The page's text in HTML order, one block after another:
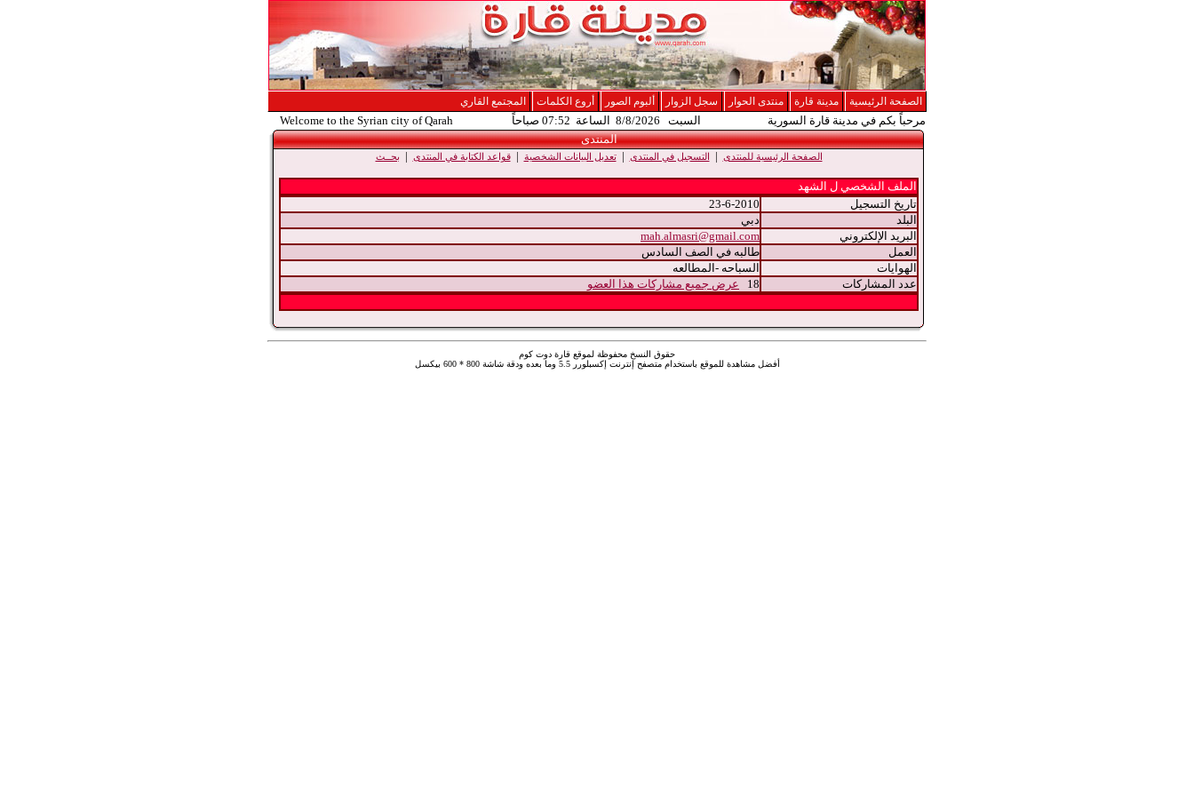
الصفحة الرئيسية مدينة قارة منتدى الحوار سجل الزوار ألبوم الصور أروع الكلمات المجتمع القاري
مرحباً بكم في مدينة قارة السورية السبت 8/8/2026 الساعة 07:52 صباحاً
Welcome to the Syrian city of Qarah
المنتدى
الصفحة الرئيسية للمنتدى | التسجيل في المنتدى |تعديل البيانات الشخصية |قواعد الكتابة في المنتدى | بحــث
الملف الشخصي ل الشهد
تاريخ التسجيل
23-6-2010
البلد
دبي
البريد الإلكتروني
mah.almasri@gmail.com
العمل
طالبه في الصف السادس
الهوايات
السباحه -المطالعه
عدد المشاركات
18 عرض جميع مشاركات هذا العضو
حقوق النسخ محفوظة لموقع قارة دوت كوم
أفضل مشاهدة للموقع باستخدام متصفح إنترنت إكسبلورر 5.5 وما بعده ودقة شاشة 800 * 600 بيكسل